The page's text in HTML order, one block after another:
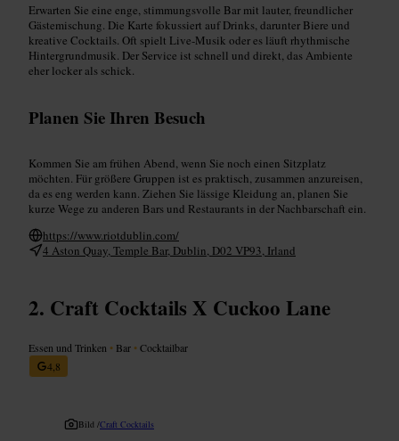
Erwarten Sie eine enge, stimmungsvolle Bar mit lauter, freundlicher
Gästemischung. Die Karte fokussiert auf Drinks, darunter Biere und
kreative Cocktails. Oft spielt Live‑Musik oder es läuft rhythmische
Hintergrundmusik. Der Service ist schnell und direkt, das Ambiente
eher locker als schick.
Planen Sie Ihren Besuch
Kommen Sie am frühen Abend, wenn Sie noch einen Sitzplatz
möchten. Für größere Gruppen ist es praktisch, zusammen anzureisen,
da es eng werden kann. Ziehen Sie lässige Kleidung an, planen Sie
kurze Wege zu anderen Bars und Restaurants in der Nachbarschaft ein.
https://www.riotdublin.com/
4 Aston Quay, Temple Bar, Dublin, D02 VP93, Irland
Craft Cocktails X Cuckoo Lane
Essen und Trinken • Bar •Cocktailbar
4,8
Bild /Craft Cocktails